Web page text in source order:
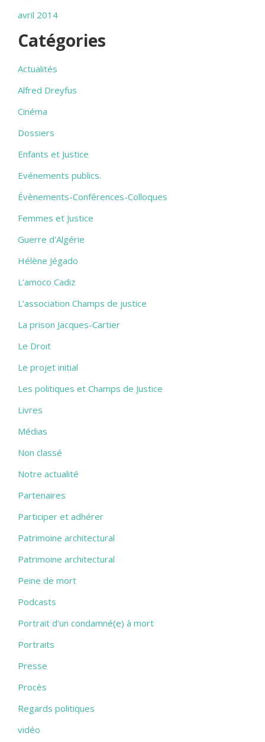
avril 2014
Catégories
Actualités
Alfred Dreyfus
Cinéma
Dossiers
Enfants et Justice
Evénements publics.
Évènements-Conférences-Colloques
Femmes et Justice
Guerre d'Algérie
Hélène Jégado
L’amoco Cadiz
L’association Champs de justice
La prison Jacques-Cartier
Le Droit
Le projet initial
Les politiques et Champs de Justice
Livres
Médias
Non classé
Notre actualité
Partenaires
Participer et adhérer
Patrimoine architectural
Patrimoine architectural
Peine de mort
Podcasts
Portrait d'un condamné(e) à mort
Portraits
Presse
Procès
Regards politiques
vidéo